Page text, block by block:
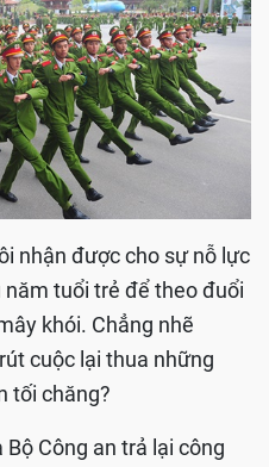
nhận được cho sự nỗ lực
tuổi trẻ để theo đuổi
khói. Chẳng nhẽ
cuộc lại thua những
tối chăng?
Công an trả lại công